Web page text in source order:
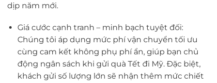
dịp năm mới.
Giá cước cạnh tranh – minh bạch tuyệt đối:
Chúng tôi áp dụng mức phí vận chuyển tối ưu
cùng cam kết không phụ phí ẩn, giúp bạn chủ
động ngân sách khi gửi quà Tết đi Mỹ. Đặc biệt,
khách gửi số lượng lớn sẽ nhận thêm mức chiết